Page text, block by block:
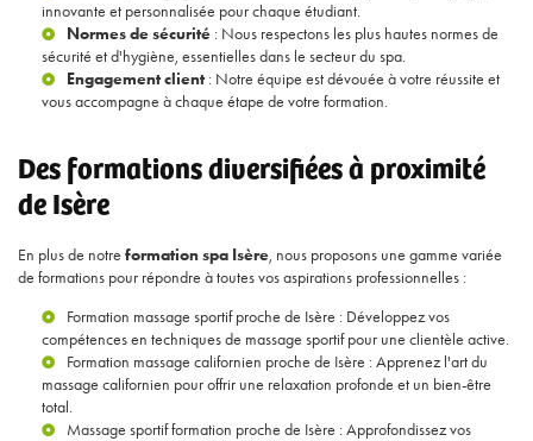
innovante et personnalisée pour chaque étudiant.
Normes de sécurité : Nous respectons les plus hautes normes de
sécurité et d'hygiène, essentielles dans le secteur du spa.
Engagement client : Notre équipe est dévouée à votre réussite et
vous accompagne à chaque étape de votre formation.
Des formations diversifiées à proximité
de Isère
En plus de notre formation spa Isère, nous proposons une gamme variée
de formations pour répondre à toutes vos aspirations professionnelles :
Formation massage sportif proche de Isère : Développez vos
compétences en techniques de massage sportif pour une clientèle active.
Formation massage californien proche de Isère : Apprenez l'art du
massage californien pour offrir une relaxation profonde et un bien-être
total.
Massage sportif formation proche de Isère : Approfondissez vos